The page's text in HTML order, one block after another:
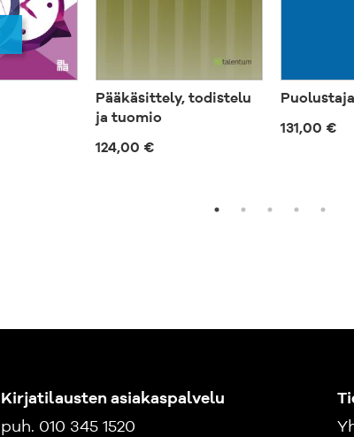
käytännön
asiamiehenä
Pääkäsittely, todistelu
ja tuomio
124,00 €
131,00 €
Kirjatilausten asiakaspalvelu
puh. 010 345 1520